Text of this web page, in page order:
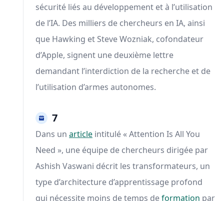
sécurité liés au développement et à l’utilisation
de l’IA. Des milliers de chercheurs en IA, ainsi
que Hawking et Steve Wozniak, cofondateur
d’Apple, signent une deuxième lettre
demandant l’interdiction de la recherche et de
l’utilisation d’armes autonomes.
2017
Dans un article intitulé « Attention Is All You
Need », une équipe de chercheurs dirigée par
Ashish Vaswani décrit les transformateurs, un
type d’architecture d’apprentissage profond
qui nécessite moins de temps deformation par